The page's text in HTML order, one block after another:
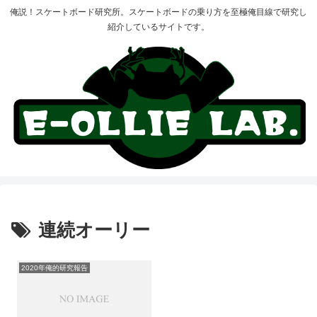
俺説！スケートボード研究所。スケートボードの乗り方を至極俺目線で研究し
紹介しているサイトです。
連続オーリー
2020年俺的研究報告